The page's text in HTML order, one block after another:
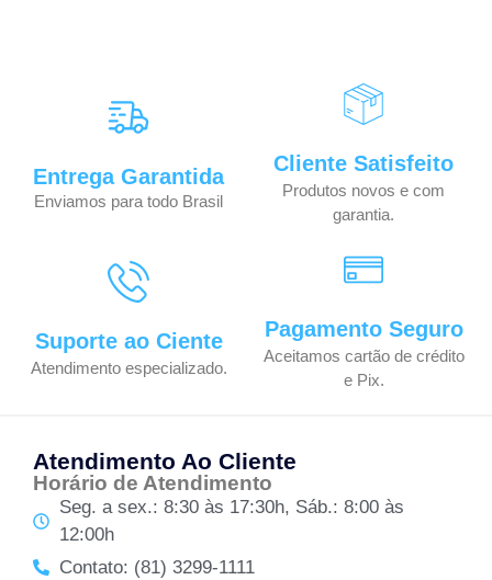
Entrega Garantida
Enviamos para todo Brasil
Cliente Satisfeito
Produtos novos e com
garantia.
Suporte ao Ciente
Atendimento especializado.
Pagamento Seguro
Aceitamos cartão de crédito
e Pix.
Atendimento Ao Cliente
Horário de Atendimento
Seg. a sex.: 8:30 às 17:30h, Sáb.: 8:00 às
12:00h
Contato: (81) 3299-1111